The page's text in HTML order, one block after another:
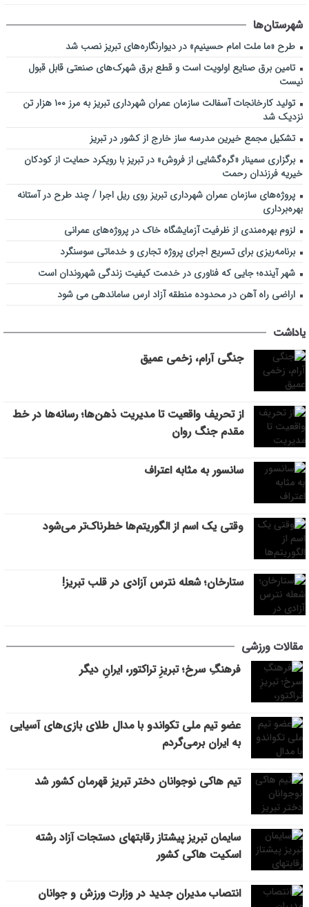
شهرستان‌ها
طرح «ما ملت امام حسینیم» در دیوارنگاره‌های تبریز نصب شد
تامین برق صنایع اولویت است و قطع برق شهرک‌های صنعتی قابل قبول
نیست
تولید کارخانجات آسفالت سازمان عمران شهرداری تبریز به مرز ۱۰۰ هزار تن
نزدیک شد
تشکیل مجمع خیرین مدرسه ‌ساز خارج از کشور در تبریز
برگزاری سمینار «گره‌گشایی از فروش» در تبریز با رویکرد حمایت از کودکان
خیریه فرزندان رحمت
پروژه‌های سازمان عمران شهرداری تبریز روی ریل اجرا / چند طرح در آستانه
بهره‌برداری
لزوم بهره‌مندی از ظرفیت آزمایشگاه خاک در پروژه‌های عمرانی
برنامه‌ریزی برای تسریع اجرای پروژه تجاری و خدماتی سوسنگرد
شهر آینده؛ جایی که فناوری در خدمت کیفیت زندگی شهروندان است
اراضی راه آهن در محدوده منطقه آزاد ارس ساماندهی می شود
یاداشت
جنگی آرام، زخمی عمیق
از تحریف واقعیت تا مدیریت ذهن‌ها؛ رسانه‌ها در خط
مقدم جنگ روان
سانسور به مثابه اعتراف
وقتی یک اسم از الگوریتم‌ها خطرناک‌تر می‌شود
ستارخان؛ شعله نترس آزادی در قلب تبریز!
مقالات ورزشی
فرهنگِ سرخ؛ تبریزِ تراکتور، ایرانِ دیگر
عضو تیم ملی تکواندو با مدال طلای بازی‌های آسیایی
به ایران برمی‌گردم
تیم هاکی نوجوانان دختر تبریز قهرمان کشور شد
سایمان تبریز پیشتاز رقابتهای دستجات آزاد رشته
اسکیت هاکی کشور
انتصاب مدیران جدید در وزارت ورزش و جوانان